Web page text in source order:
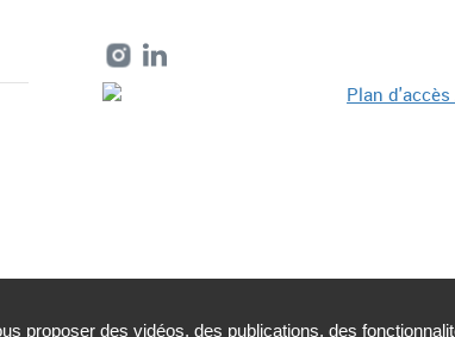
proposer des vidéos, des publications, des